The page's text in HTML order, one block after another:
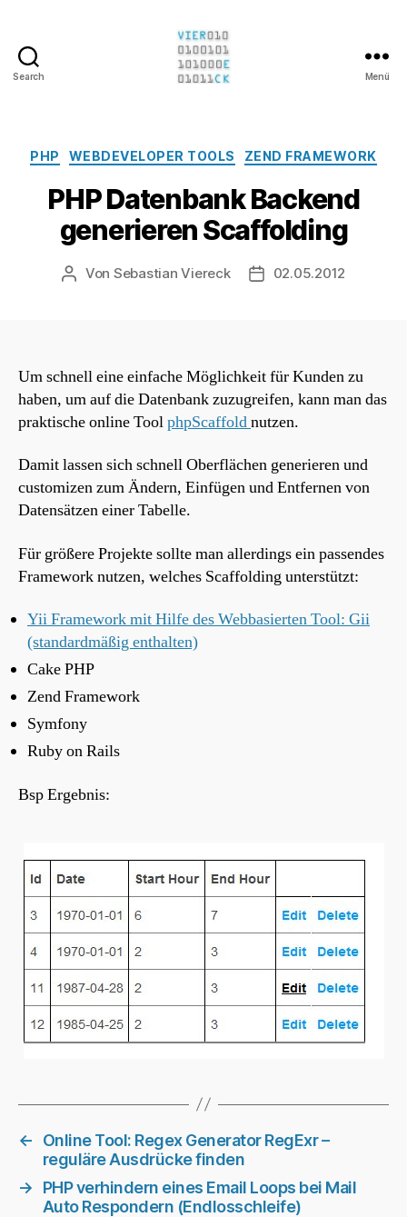
Search Menü
Kategorien
PHP WEBDEVELOPER TOOLS ZEND FRAMEWORK
PHP Datenbank Backend
generieren Scaffolding
Beitragsautor
Von Sebastian Viereck Beitragsdatum
02.05.2012
Um schnell eine einfache Möglichkeit für Kunden zu
haben, um auf die Datenbank zuzugreifen, kann man das
praktische online ToolphpScaffoldnutzen.
Damit lassen sich schnell Oberflächen generieren und
customizen zum Ändern, Einfügen und Entfernen von
Datensätzen einer Tabelle.
Für größere Projekte sollte man allerdings ein passendes
Framework nutzen, welches Scaffolding unterstützt:
Yii Framework mit Hilfe des Webbasierten Tool: Gii
(standardmäßig enthalten)
Cake PHP
Zend Framework
Symfony
Ruby on Rails
Bsp Ergebnis:
←
Online Tool: Regex Generator RegExr –
reguläre Ausdrücke finden
→
PHP verhindern eines Email Loops bei Mail
Auto Respondern (Endlosschleife)